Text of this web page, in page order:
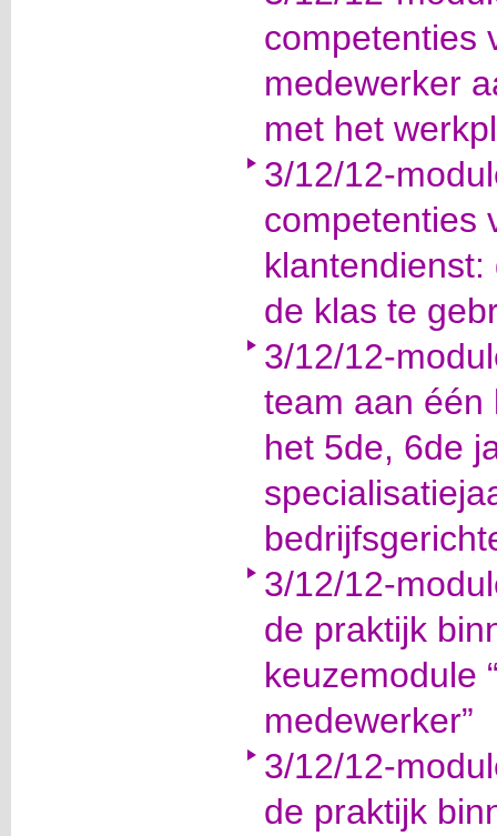
competenties
medewerker
met het
3/12/12-
competenties
de klas te
3/12/12-
team aan één
het 5de, 6de
3/12/12-
de praktijk
keuzemodule
medewerker”
3/12/12-
de praktijk